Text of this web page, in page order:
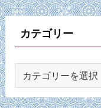
カテゴリー
ゴ